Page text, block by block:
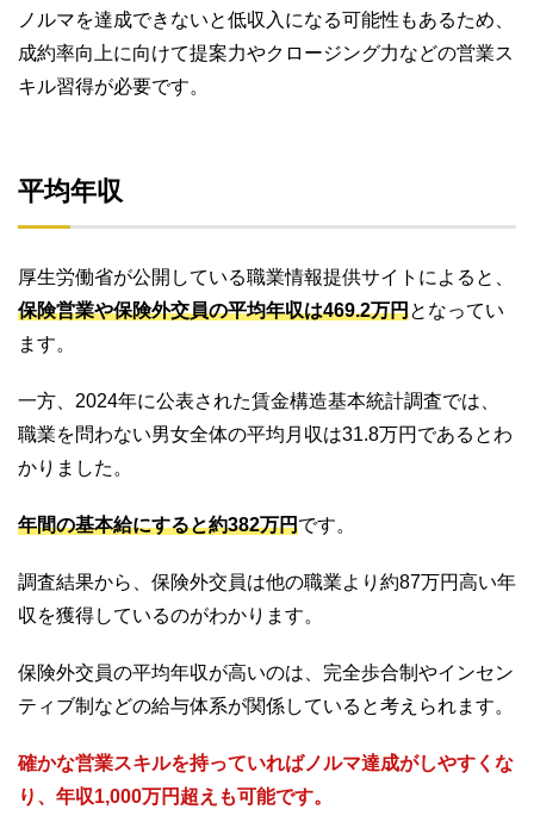
ノルマを達成できないと低収入になる可能性もあるため、
成約率向上に向けて提案力やクロージング力などの営業ス
キル習得が必要です。
平均年収
厚生労働省が公開している職業情報提供サイトによると、
保険営業や保険外交員の平均年収は469.2万円となってい
ます。
一方、2024年に公表された賃金構造基本統計調査では、
職業を問わない男女全体の平均月収は31.8万円であるとわ
かりました。
年間の基本給にすると約382万円です。
調査結果から、保険外交員は他の職業より約87万円高い年
収を獲得しているのがわかります。
保険外交員の平均年収が高いのは、完全歩合制やインセン
ティブ制などの給与体系が関係していると考えられます。
確かな営業スキルを持っていればノルマ達成がしやすくな
り、年収1,000万円超えも可能です。